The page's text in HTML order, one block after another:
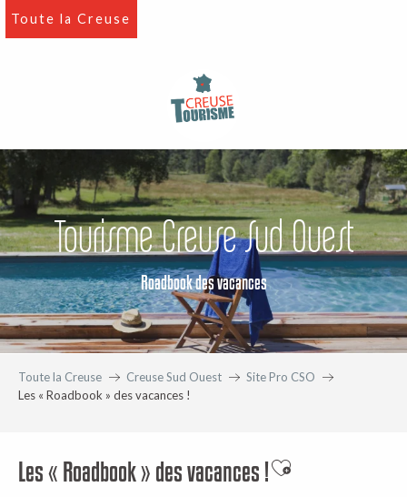
Aller
Toute la Creuse
Tourisme Creuse Sud Ouest
Roadbook des vacances
Toute la Creuse Creuse Sud Ouest
Site Pro CSO
Les « Roadbook » des vacances !
Les « Roadbook » des vacances !Ajouter aux